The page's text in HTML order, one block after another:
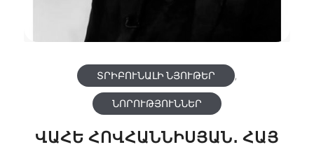
ՎԱՀԵ ՀՈՎՀԱՆՆԻՍՅԱՆ․ ՀԱՅ
ՏՐԻԲՈՒՆԱԼԻ ՆՅՈՒԹԵՐ ,
ՆՈՐՈՒԹՅՈՒՆՆԵՐ